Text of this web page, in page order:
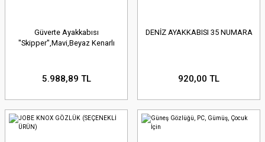
Güverte Ayakkabısı
''Skipper'',Mavi,Beyaz Kenarlı
5.988,89 TL
DENİZ AYAKKABISI 35 NUMARA
920,00 TL